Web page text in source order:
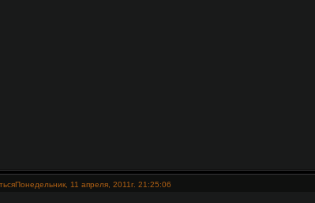
Понедельник, 11 апреля, 2011г. 21:25:06